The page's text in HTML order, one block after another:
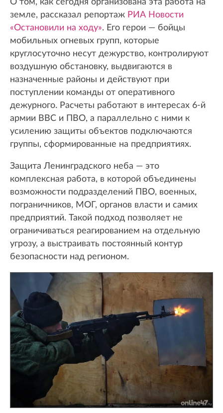
О том, как сегодня организована эта работа на
земле, рассказал репортаж РИА Новости
«Остановили на ходу». Его герои — бойцы
мобильных огневых групп, которые
круглосуточно несут дежурство, контролируют
воздушную обстановку, выдвигаются в
назначенные районы и действуют при
поступлении команды от оперативного
дежурного. Расчеты работают в интересах 6-й
армии ВВС и ПВО, а параллельно с ними к
усилению защиты объектов подключаются
группы, сформированные на предприятиях.
Защита Ленинградского неба — это
комплексная работа, в которой объединены
возможности подразделений ПВО, военных,
пограничников, МОГ, органов власти и самих
предприятий. Такой подход позволяет не
ограничиваться реагированием на отдельную
угрозу, а выстраивать постоянный контур
безопасности над регионом.